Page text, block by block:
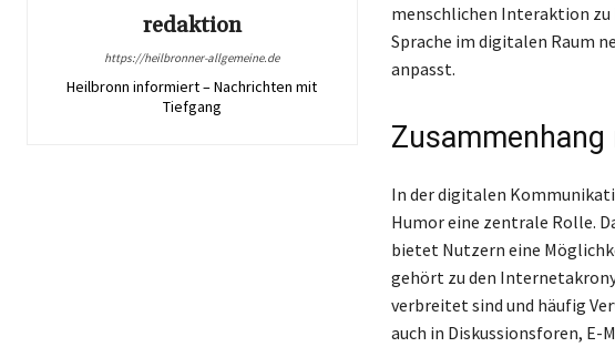
redaktion
https://heilbronner-allgemeine.de
Heilbronn informiert – Nachrichten mit
Tiefgang
menschlichen Interaktion zu
Sprache im digitalen Raum
anpasst.
In der digitalen
Humor eine zentrale Rolle.
bietet Nutzern eine
gehört zu den
verbreitet sind und häufig
auch in Diskussionsforen, E-